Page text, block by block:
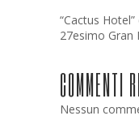
“Cactus
27esimo Gran
COMMENTI
Nessun